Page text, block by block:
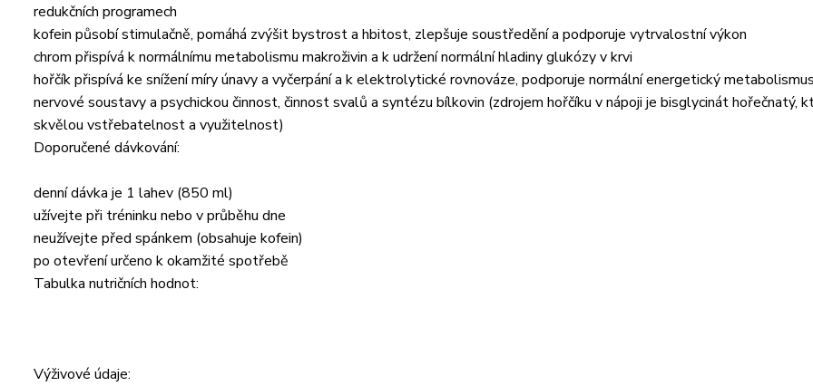
redukčních programech
kofein působí stimulačně, pomáhá zvýšit bystrost a hbitost, zlepšuje soustředění a podporuje vytrvalostní výkon
chrom přispívá k normálnímu metabolismu makroživin a k udržení normální hladiny glukózy v krvi
hořčík přispívá ke snížení míry únavy a vyčerpání a k elektrolytické rovnováze, podporuje normální energetický
nervové soustavy a psychickou činnost, činnost svalů a syntézu bílkovin (zdrojem hořčíku v nápoji je bisglycinát hořečnatý,
skvělou vstřebatelnost a využitelnost)
Doporučené dávkování:
denní dávka je 1 lahev (850 ml)
užívejte při tréninku nebo v průběhu dne
neužívejte před spánkem (obsahuje kofein)
po otevření určeno k okamžité spotřebě
Tabulka nutričních hodnot:
Výživové údaje: